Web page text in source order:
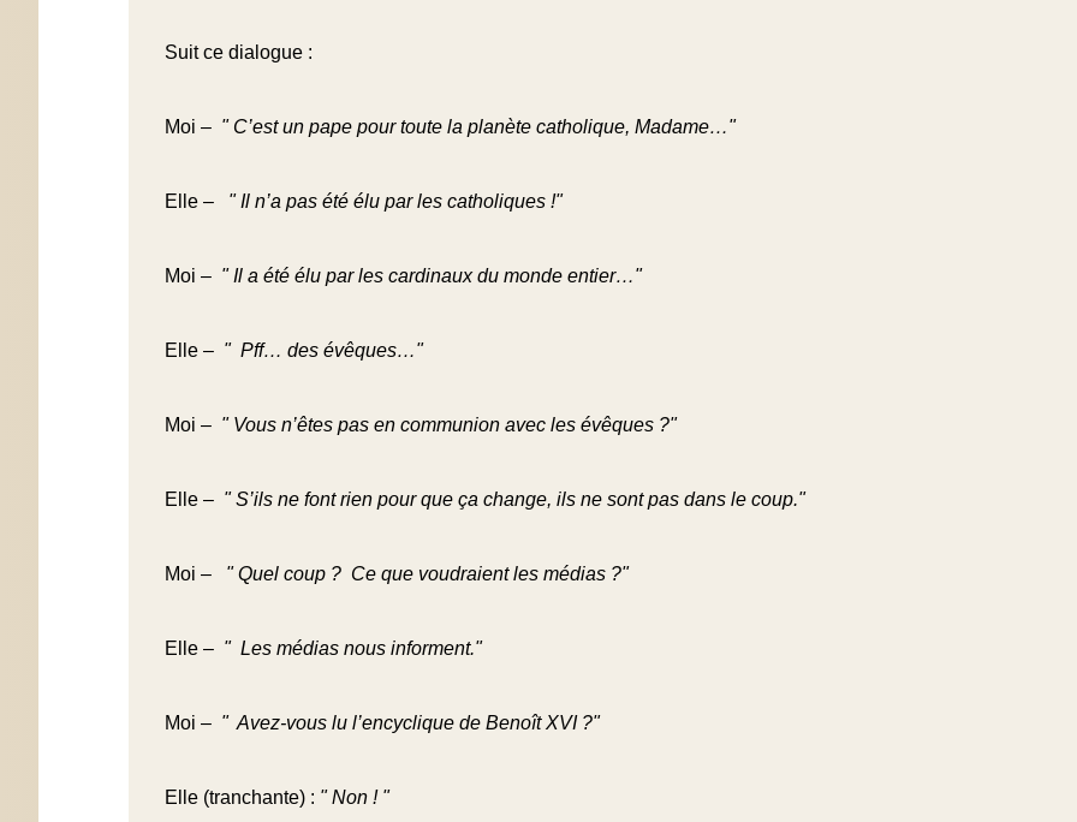
Suit ce dialogue :
Moi – " C’est un pape pour toute la planète catholique, Madame…"
Elle – " Il n’a pas été élu par les catholiques !"
Moi – " Il a été élu par les cardinaux du monde entier…"
Elle – " Pff… des évêques…"
Moi – " Vous n’êtes pas en communion avec les évêques ?"
Elle – " S’ils ne font rien pour que ça change, ils ne sont pas dans le coup."
Moi – " Quel coup ? Ce que voudraient les médias ?"
Elle – " Les médias nous informent."
Moi – " Avez-vous lu l’encyclique de Benoît XVI ?"
Elle (tranchante) : " Non ! "